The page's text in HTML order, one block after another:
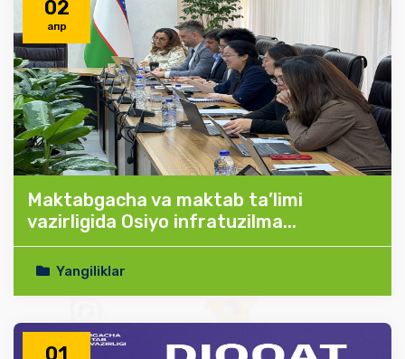
02
апр
Maktabgacha va maktab ta’limi
vazirligida Osiyo infratuzilma...
Yangiliklar
01